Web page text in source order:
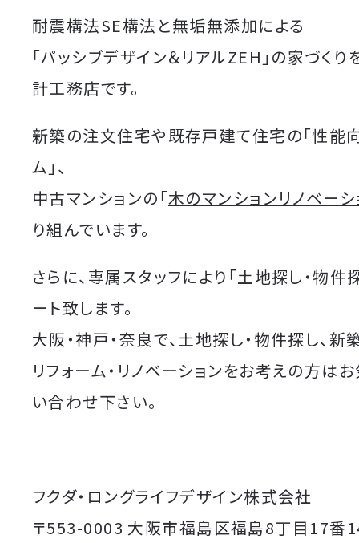
耐震構法SE構法と無垢無添加による
「パッシブデザイン＆リアルZEH」の家づく
計工務店です。
新築の注文住宅や既存戸建て住宅の「性能
ム」、
中古マンションの「木のマンションリノベーシ
り組んでいます。
さらに、専属スタッフにより「土地探し・物件
ート致します。
大阪・神戸・奈良で、土地探し・物件探し、新
リフォーム・リノベーションをお考えの方は
い合わせ下さい。
フクダ・ロングライフデザイン株式会社
〒553-0003 大阪市福島区福島8丁目17番